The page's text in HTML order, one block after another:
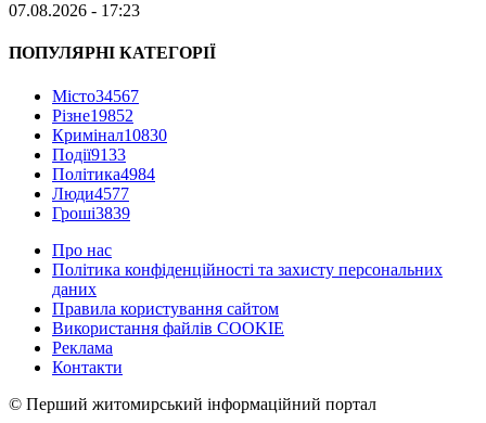
07.08.2026 - 17:23
ПОПУЛЯРНІ КАТЕГОРІЇ
Місто34567
Різне19852
Кримінал10830
Події9133
Політика4984
Люди4577
Гроші3839
Про нас
Політика конфіденційності та захисту персональних
даних
Правила користування сайтом
Використання файлів COOKIE
Реклама
Контакти
© Перший житомирський інформаційний портал